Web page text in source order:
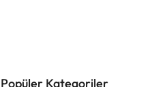
Popüler Kategoriler